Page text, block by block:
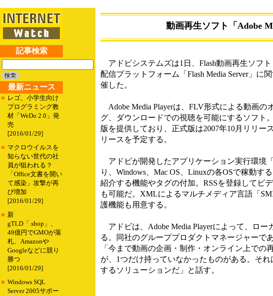
記事検索
最新ニュース
■ レゴ、小学生向け
プログラミング教
材「WeDo 2.0」発
売
[2016/01/29]
■ マクロウイルスを
知らない世代の社
員が狙われる？
「Office文書を開い
て感染」攻撃が再
び増加
[2016/01/29]
■ 新
gTLD「.shop」、
49億円でGMOが落
札、Amazonや
Googleなどに競り
勝つ
[2016/01/29]
■ Windows SQL
Server 2005サポー
動画再生ソフト「Adobe
アドビシステムズは1日、Flash動画再生ソフト
配信プラットフォーム「Flash Media Server」に
催した。
Adobe Media Playerは、FLV形式による動画の
グ、ダウンロードでの視聴を可能にするソフト
版を提供しており、正式版は2007年10月リリー
リースを予定する。
アドビが開発したアプリケーション実行環境
り、Windows、Mac OS、Linuxの各OSで稼動す
紹介する機能やタグの付加。RSSを登録してビ
も可能だ。XMLによるマルチメディア言語「
護機能も用意する。
アドビは、Adobe Media Playerによって、ロ
る。同社のグループプロダクトマネージャーで
「今まで動画の企画・制作・オンライン上での
が、1つだけ持っていなかったものがある。そ
するソリューションだ」と話す。